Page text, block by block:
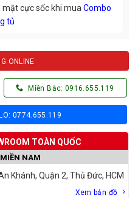
mặt cực sốc khi muaCombo
tủ
ONLINE
Miền Bắc: 0916.655.119
0774.655.119
TOÀN QUỐC
NAM
Khánh, Quận 2, Thủ Đức, HCM
Xem bản đồ